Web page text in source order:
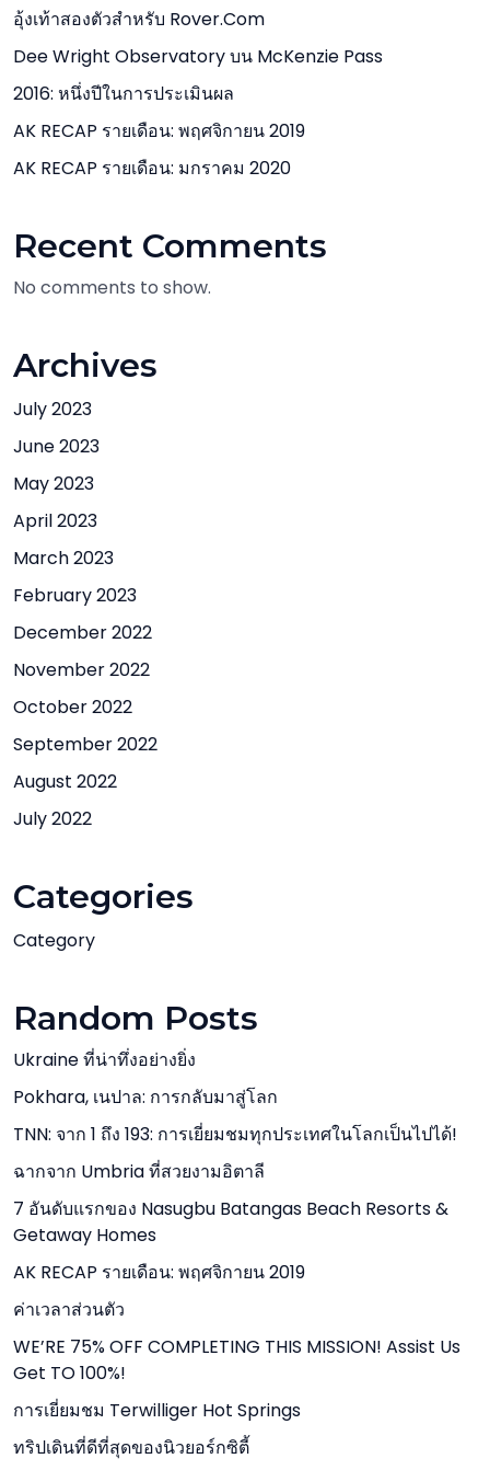
อุ้งเท้าสองตัวสำหรับ Rover.com
Dee Wright Observatory บน McKenzie Pass
2016: หนึ่งปีในการประเมินผล
AK RECAP รายเดือน: พฤศจิกายน 2019
AK RECAP รายเดือน: มกราคม 2020
Recent Comments
No comments to show.
Archives
July 2023
June 2023
May 2023
April 2023
March 2023
February 2023
December 2022
November 2022
October 2022
September 2022
August 2022
July 2022
Categories
Category
Random Posts
Ukraine ที่น่าทึ่งอย่างยิ่ง
Pokhara, เนปาล: การกลับมาสู่โลก
TNN: จาก 1 ถึง 193: การเยี่ยมชมทุกประเทศในโลกเป็นไปได้!
ฉากจาก Umbria ที่สวยงามอิตาลี
7 อันดับแรกของ Nasugbu Batangas Beach Resorts &
Getaway Homes
AK RECAP รายเดือน: พฤศจิกายน 2019
ค่าเวลาส่วนตัว
WE’RE 75% OFF COMPLETING THIS MISSION! Assist Us
Get TO 100%!
การเยี่ยมชม Terwilliger Hot Springs
ทริปเดินที่ดีที่สุดของนิวยอร์กซิตี้